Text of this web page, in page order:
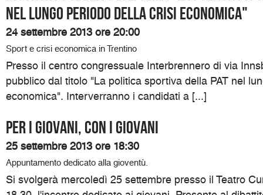
nel lungo periodo della crisi economica"
24 settembre 2013 ore 20:00
Sport e crisi economica in Trentino
Presso il centro congressuale Interbrennero di via
pubblico dal titolo "La politica sportiva della PAT nel
economica". Interverranno i candidati a [...]
Per i giovani, con i giovani
25 settembre 2013 ore 18:30
Appuntamento dedicato alla gioventù.
Si svolgerà mercoledì 25 settembre presso il Teatro